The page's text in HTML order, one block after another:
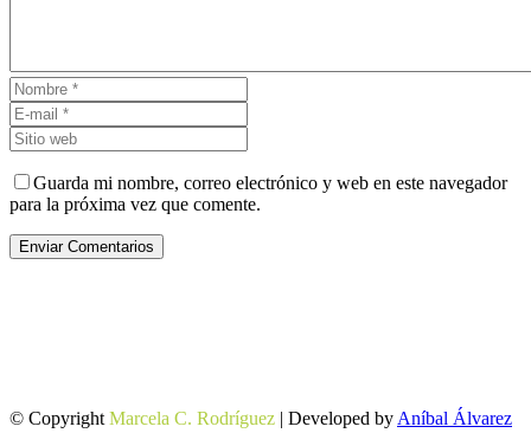
Guarda mi nombre, correo electrónico y web en este navegador
para la próxima vez que comente.
Enviar Comentarios
© Copyright Marcela C. Rodríguez | Developed by Aníbal Álvarez